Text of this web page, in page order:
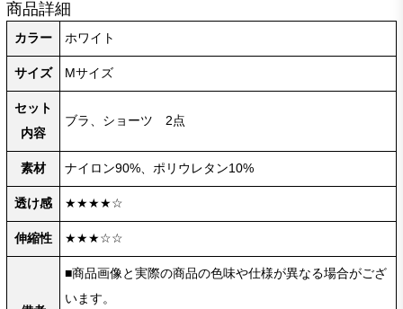
商品詳細
カラー ホワイト
サイズ Mサイズ
セット
内容
ブラ、ショーツ 2点
素材 ナイロン90%、ポリウレタン10%
透け感 ★★★★☆
伸縮性 ★★★☆☆
■商品画像と実際の商品の色味や仕様が異なる場合がござ
います。